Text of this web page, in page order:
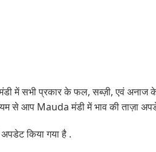
में सभी प्रकार के फल, सब्ज़ी, एवं
से आप Mauda मंडी में भाव की
किया गया है .